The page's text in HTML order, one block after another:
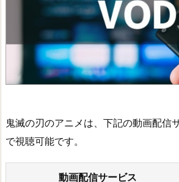
鬼滅の刃のアニメは、下記の動画配信
で視聴可能です。
動画配信サービス